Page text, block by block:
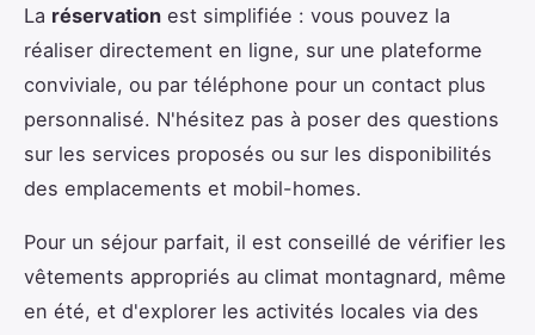
La réservation est simplifiée : vous pouvez la
réaliser directement en ligne, sur une plateforme
conviviale, ou par téléphone pour un contact plus
personnalisé. N'hésitez pas à poser des questions
sur les services proposés ou sur les disponibilités
des emplacements et mobil-homes.
Pour un séjour parfait, il est conseillé de vérifier les
vêtements appropriés au climat montagnard, même
en été, et d'explorer les activités locales via des